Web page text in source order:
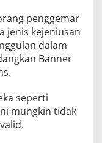
penggemar
jenis kejeniusan
dalam
Banner
seperti
mungkin tidak